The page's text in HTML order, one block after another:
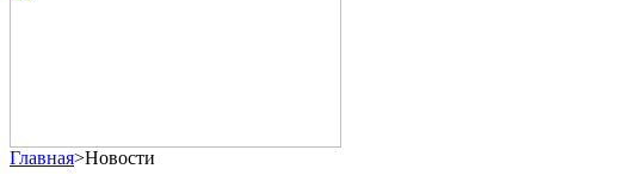
Главная>Новости